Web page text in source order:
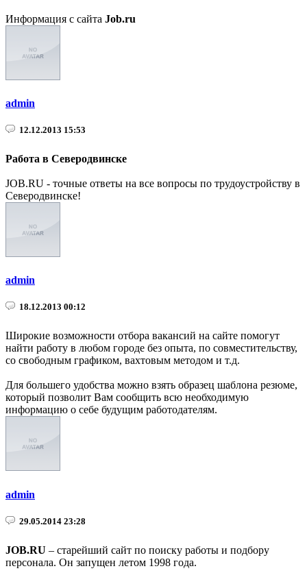
Информация с сайта Job.ru
admin
12.12.2013 15:53
Работа в Северодвинске
JOB.RU - точные ответы на все вопросы по трудоустройству в
Северодвинске!
admin
18.12.2013 00:12
Широкие возможности отбора вакансий на сайте помогут
найти работу в любом городе без опыта, по совместительству,
со свободным графиком, вахтовым методом и т.д.
Для большего удобства можно взять образец шаблона резюме,
который позволит Вам сообщить всю необходимую
информацию о себе будущим работодателям.
admin
29.05.2014 23:28
JOB.RU – старейший сайт по поиску работы и подбору
персонала. Он запущен летом 1998 года.